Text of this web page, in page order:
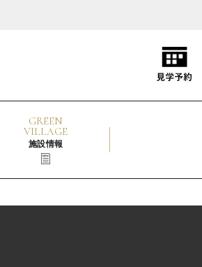
GREEN
VILLAGE
施設情報